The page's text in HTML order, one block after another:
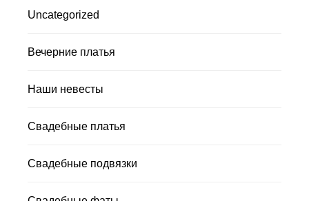
Uncategorized
Вечерние платья
Наши невесты
Свадебные платья
Свадебные подвязки